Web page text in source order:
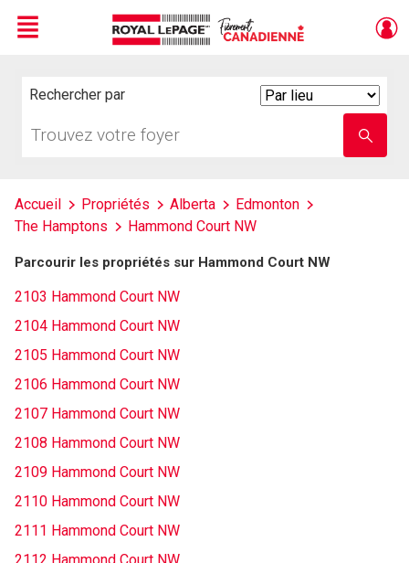
Menu
Rechercher par
votre
nom
Accueil Propriétés Alberta
Edmonton
The Hamptons
Hammond Court NW
Parcourir les propriétés sur Hammond Court NW
2103 Hammond Court NW
2104 Hammond Court NW
2105 Hammond Court NW
2106 Hammond Court NW
2107 Hammond Court NW
2108 Hammond Court NW
2109 Hammond Court NW
2110 Hammond Court NW
2111 Hammond Court NW